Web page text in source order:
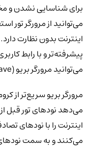
برای شناسایی نشدن و
می‌توانید از مرورگر تور
اینترنت بدون نظارت
پیشرفته‌تر و با رابط
می‌توانید مرورگر بریو (Brave) را انتخاب کنید.
مرورگر بریو سریع‌تر از
می‌دهد نودهای تور قبل
اینترنت را با نودهای
می‌کنند و به سمت